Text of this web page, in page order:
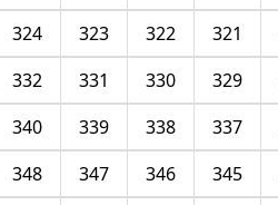
321
322
323
324
329
330
331
332
337
338
339
340
345
346
347
348